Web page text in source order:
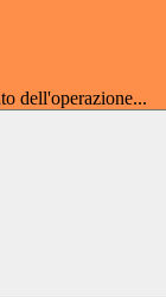
dell'operazione...